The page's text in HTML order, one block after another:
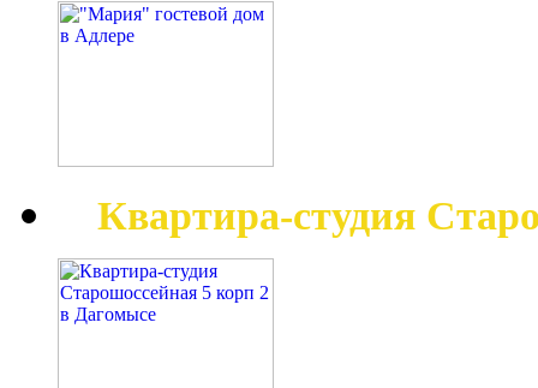
Квартира-студия